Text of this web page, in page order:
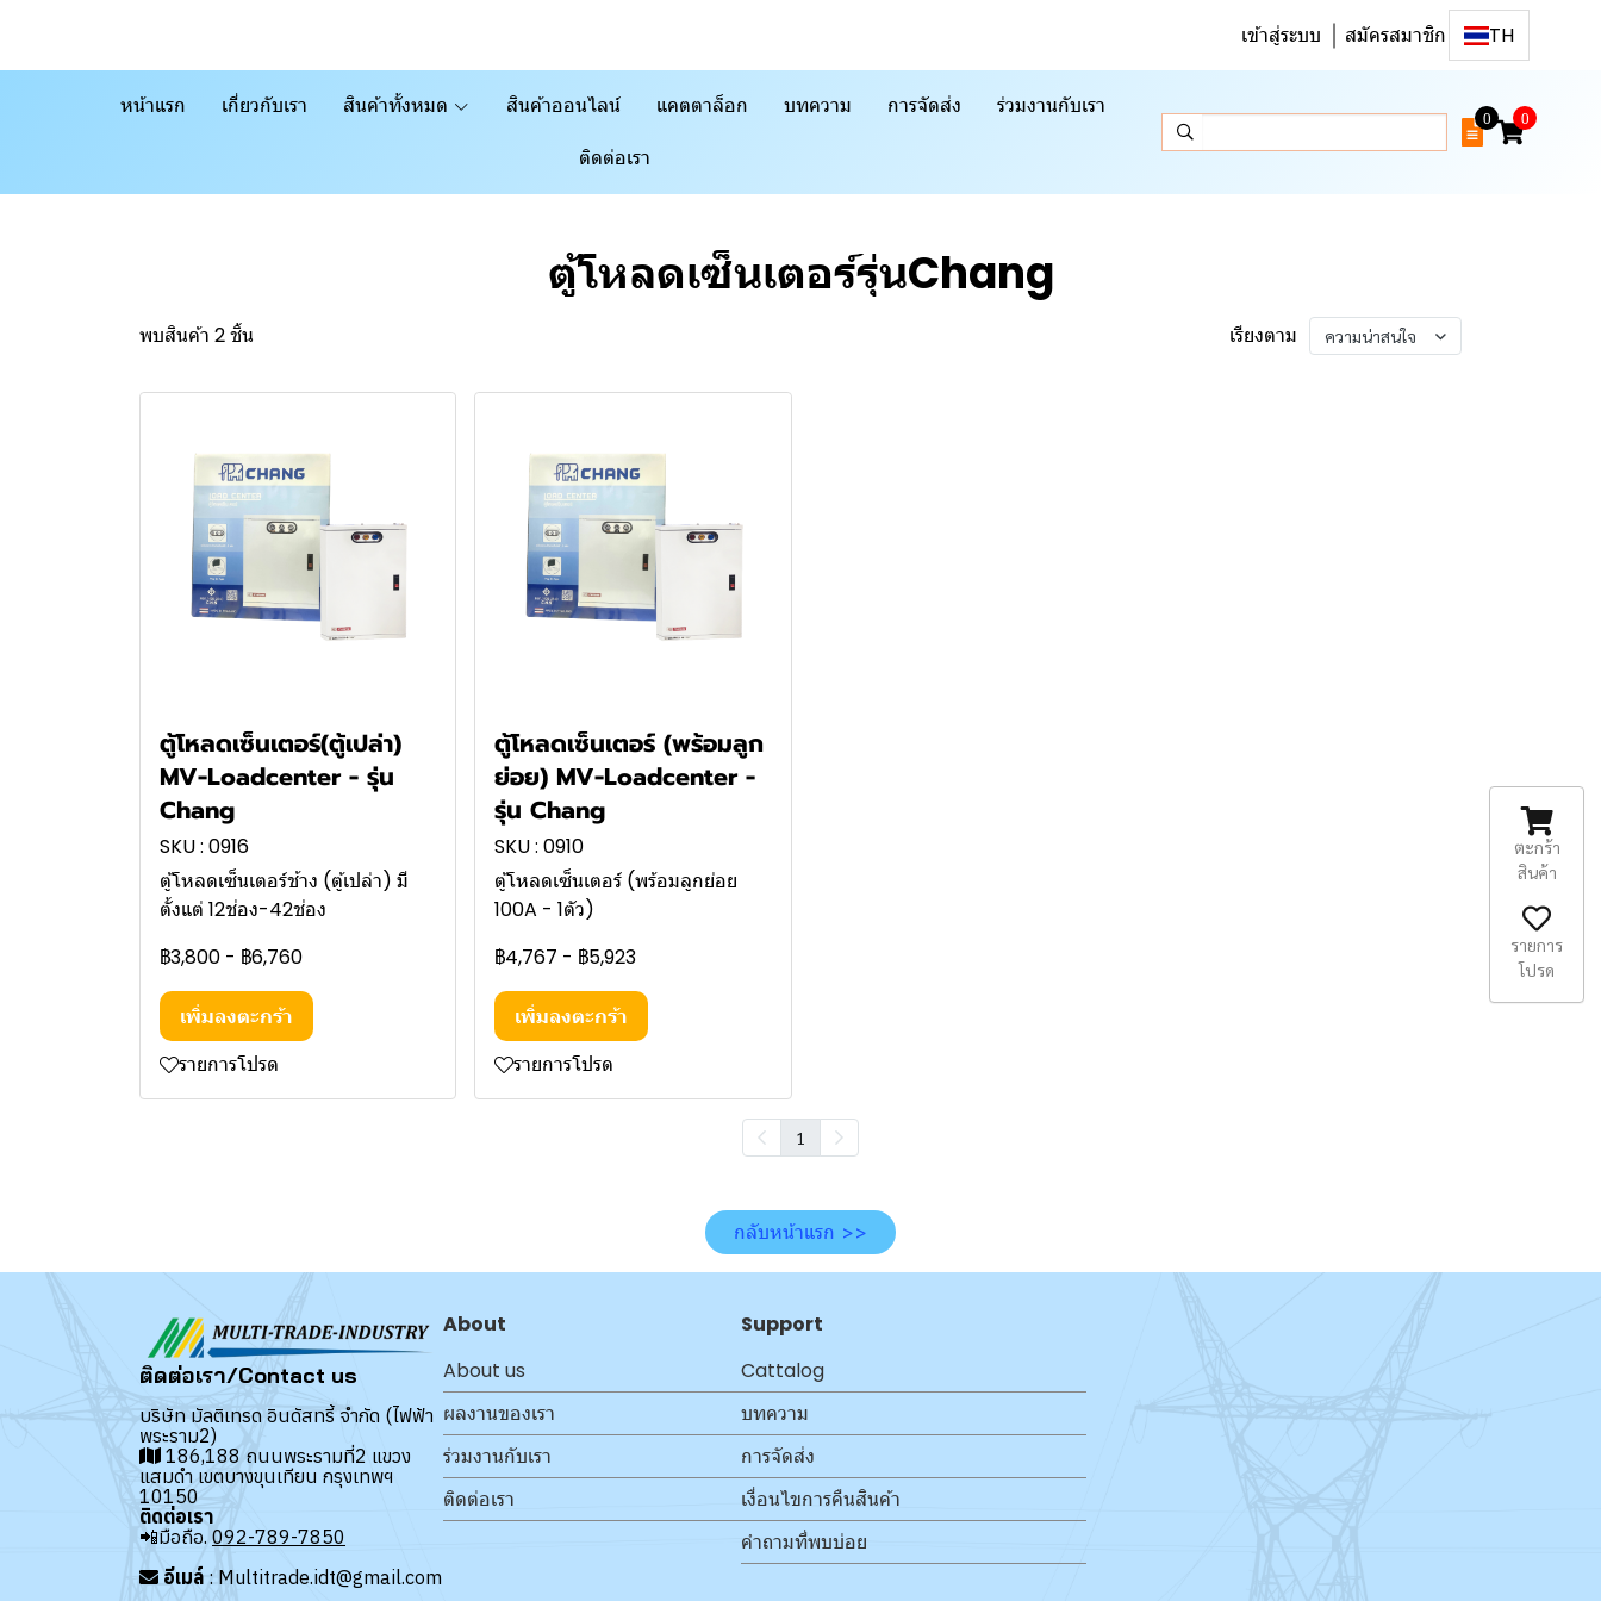
เข้าสู่ระบบ สมัครสมาชิก TH
หน้าแรก เกี่ยวกับเรา สินค้าทั้งหมด สินค้าออนไลน์ แคตตาล็อก บทความ การจัดส่ง ร่วมงานกับเรา
ติดต่อเรา
0 0
ตู้โหลดเซ็นเตอร์รุ่นChang
พบสินค้า 2 ชิ้น เรียงตาม ความน่าสนใจ
ตู้โหลดเซ็นเตอร์(ตู้เปล่า)
MV-Loadcenter - รุ่น
Chang
SKU : 0916
ตู้โหลดเซ็นเตอร์ช้าง (ตู้เปล่า) มี
ตั้งแต่ 12ช่อง-42ช่อง
฿3,800 - ฿6,760
เพิ่มลงตะกร้า
รายการโปรด
ตู้โหลดเซ็นเตอร์ (พร้อมลูก
ย่อย) MV-Loadcenter -
รุ่น Chang
SKU : 0910
ตู้โหลดเซ็นเตอร์ (พร้อมลูกย่อย
100A - 1ตัว)
฿4,767 - ฿5,923
เพิ่มลงตะกร้า
รายการโปรด
1
กลับหน้าแรก >>
ติดต่อเรา/Contact us
บริษัท มัลติเทรด อินดัสทรี้ จำกัด (ไฟฟ้า
พระราม2)
186,188 ถนนพระรามที่2 แขวง
แสมดำ เขตบางขุนเทียน กรุงเทพฯ
10150
ติดต่อเรา
📲มือถือ. 092-789-7850
อีเมล์ : Multitrade.idt@gmail.com
About
About us
ผลงานของเรา
ร่วมงานกับเรา
ติดต่อเรา
Support
Cattalog
บทความ
การจัดส่ง
เงื่อนไขการคืนสินค้า
คำถามที่พบบ่อย
ตะกร้า
สินค้า
รายการ
โปรด